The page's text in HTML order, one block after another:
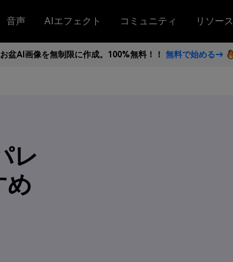
音声 AIエフェクト コミュニティ リソース
お盆AI画像を無制限に作成。100%無料！！ 無料で始める→
レ
め